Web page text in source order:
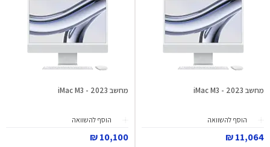
מחשב iMac M3 - 2023
הוסף להשוואה
11,064 ₪
מחשב iMac M3 - 2023
הוסף להשוואה
10,100 ₪